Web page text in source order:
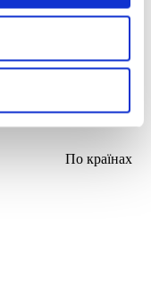
По країнах